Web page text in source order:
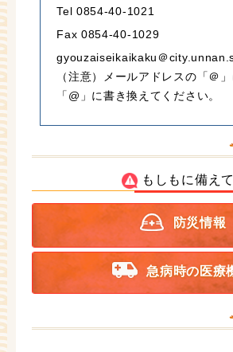
Tel 0854-40-1021
Fax 0854-40-1029
gyouzaiseikaikaku＠
（注意）メールアドレスの「＠
「@」に書き換えてください。
もしもに備えて
防災情報
急病時の医療